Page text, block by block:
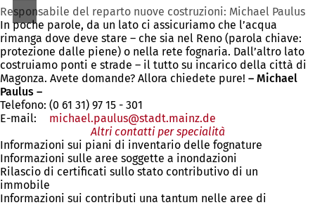
Responsabile del reparto nuove costruzioni: Michael Paulus
In poche parole, da un lato ci assicuriamo che l’acqua
rimanga dove deve stare – che sia nel Reno (parola chiave:
protezione dalle piene) o nella rete fognaria. Dall’altro lato
costruiamo ponti e strade – il tutto su incarico della città di
Magonza. Avete domande? Allora chiedete pure! – Michael
Paulus –
Telefono: (0 61 31) 97 15 - 301
E-mail:
michael.paulus stadt.mainz de
Altri contatti per specialità
Informazioni sui piani di inventario delle fognature
Informazioni sulle aree soggette a inondazioni
Rilascio di certificati sullo stato contributivo di un
immobile
Informazioni sui contributi una tantum nelle aree di